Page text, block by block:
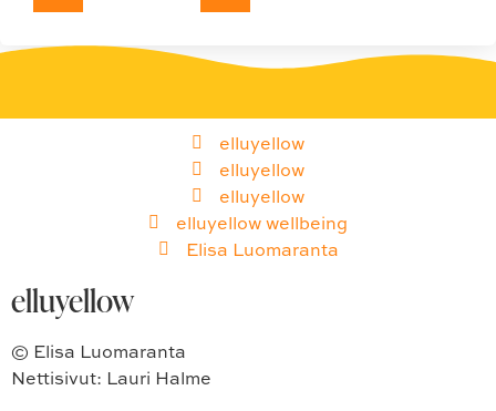
elluyellow
elluyellow
elluyellow
elluyellow wellbeing
Elisa Luomaranta
elluyellow
© Elisa Luomaranta
Nettisivut: Lauri Halme